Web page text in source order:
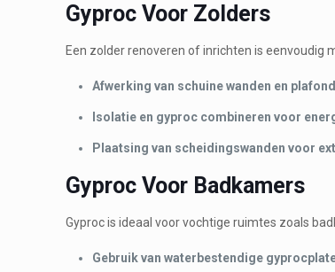
Gyproc Voor Zolders
Een zolder renoveren of inrichten is eenvoudig
Afwerking van schuine wanden en
Isolatie en gyproc combineren voor
Plaatsing van scheidingswanden voor
Gyproc Voor Badkamers
Gyproc is ideaal voor vochtige ruimtes zoals
Gebruik van waterbestendige